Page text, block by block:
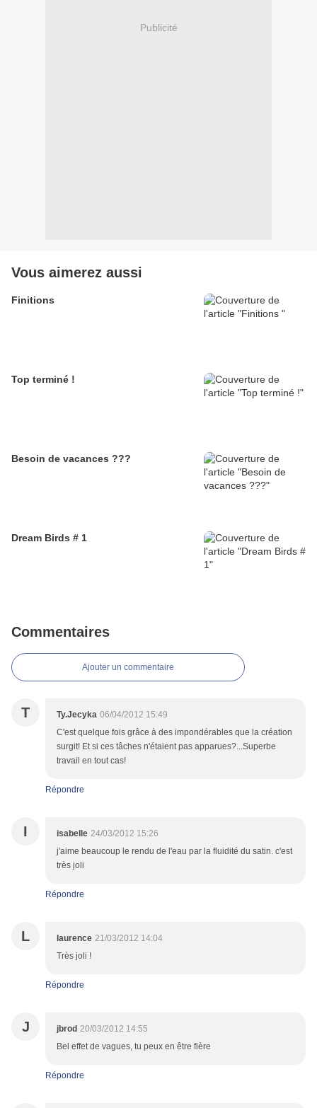
Publicité
Vous aimerez aussi
Finitions
Top terminé !
Besoin de vacances ???
Dream Birds # 1
Commentaires
Ajouter un commentaire
T Ty.Jecyka 06/04/2012 15:49
C'est quelque fois grâce à des impondérables que la création
surgit! Et si ces tâches n'étaient pas apparues?...Superbe
travail en tout cas!
Répondre
I isabelle 24/03/2012 15:26
j'aime beaucoup le rendu de l'eau par la fluidité du satin. c'est
très joli
Répondre
L laurence 21/03/2012 14:04
Très joli !
Répondre
J jbrod 20/03/2012 14:55
Bel effet de vagues, tu peux en être fière
Répondre